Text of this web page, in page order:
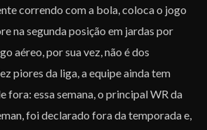
correndo com a bola, coloca o jogo
na segunda posição em jardas por
aéreo, por sua vez, não é dos
piores da liga, a equipe ainda tem
fora: essa semana, o principal WR da
foi declarado fora da temporada e,